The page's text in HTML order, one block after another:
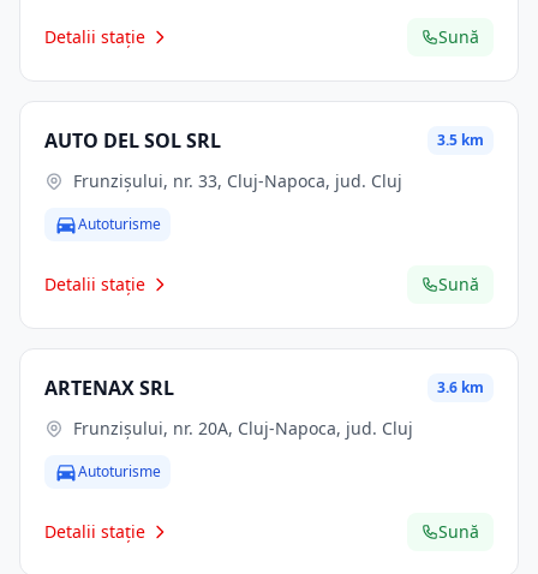
Detalii stație Sună
AUTO DEL SOL SRL 3.5 km
Frunzișului, nr. 33, Cluj-Napoca, jud. Cluj
Autoturisme
Detalii stație Sună
ARTENAX SRL 3.6 km
Frunzișului, nr. 20A, Cluj-Napoca, jud. Cluj
Autoturisme
Detalii stație Sună